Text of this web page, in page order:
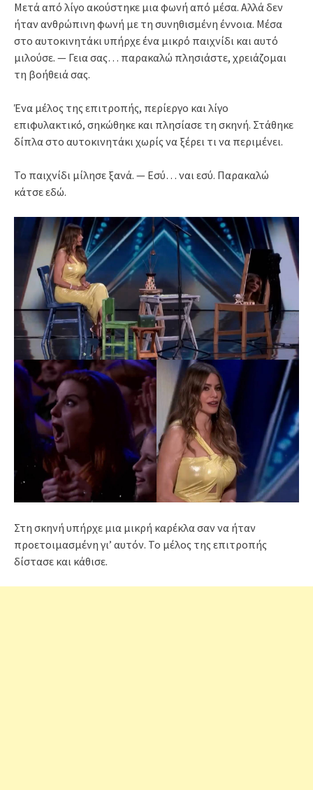
Μετά από λίγο ακούστηκε μια φωνή από μέσα. Αλλά δεν
ήταν ανθρώπινη φωνή με τη συνηθισμένη έννοια. Μέσα
στο αυτοκινητάκι υπήρχε ένα μικρό παιχνίδι και αυτό
μιλούσε. — Γεια σας… παρακαλώ πλησιάστε, χρειάζομαι
τη βοήθειά σας.
Ένα μέλος της επιτροπής, περίεργο και λίγο
επιφυλακτικό, σηκώθηκε και πλησίασε τη σκηνή. Στάθηκε
δίπλα στο αυτοκινητάκι χωρίς να ξέρει τι να περιμένει.
Το παιχνίδι μίλησε ξανά. — Εσύ… ναι εσύ. Παρακαλώ
κάτσε εδώ.
Στη σκηνή υπήρχε μια μικρή καρέκλα σαν να ήταν
προετοιμασμένη γι’ αυτόν. Το μέλος της επιτροπής
δίστασε και κάθισε.